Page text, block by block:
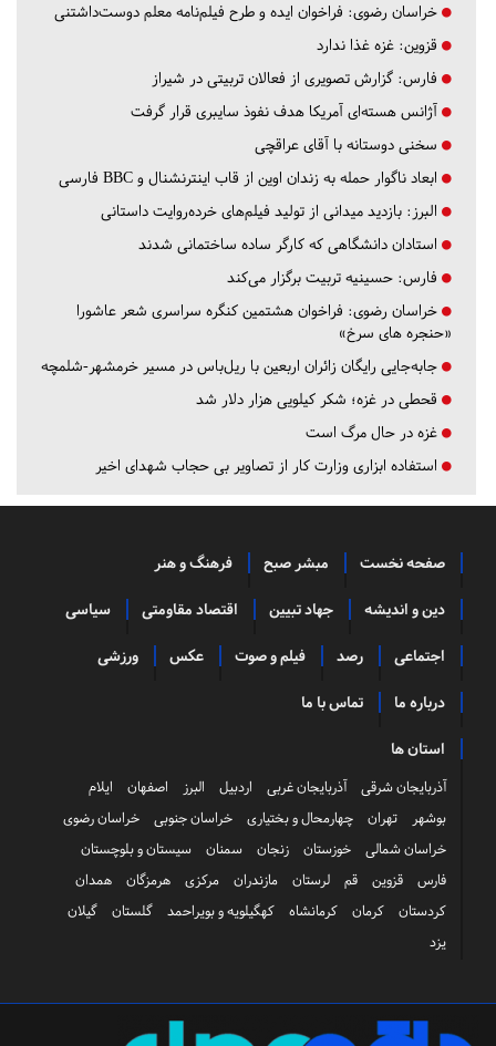
خراسان رضوی: فراخوان ایده و طرح فیلم‌نامه معلم دوست‌داشتنی
قزوین: غزه غذا ندارد
فارس: گزارش تصویری از فعالان تربیتی در شیراز
آژانس هسته‌ای آمریکا هدف نفوذ سایبری قرار گرفت
سخنی دوستانه با آقای عراقچی
ابعاد ناگوار حمله به زندان اوین از قاب اینترنشنال و BBC فارسی
البرز: بازدید میدانی از تولید فیلم‌های خرده‌روایت داستانی
استادان دانشگاهی که کارگر ساده ساختمانی شدند
فارس: حسینیه تربیت برگزار می‌کند
خراسان رضوی: فراخوان هشتمین کنگره سراسری شعر عاشورا
«حنجره های سرخ»
جابه‌جایی رایگان زائران اربعین با ریل‌باس در مسیر خرمشهر-شلمچه
قحطی در غزه؛ شکر کیلویی هزار دلار شد
غزه در حال مرگ است
استفاده ابزاری وزارت کار از تصاویر بی حجاب شهدای اخیر
صفحه نخست مبشر صبح فرهنگ و هنر
دین و اندیشه جهاد تبیین اقتصاد مقاومتی سیاسی
اجتماعی رصد فیلم و صوت عکس ورزشی
درباره ما تماس با ما
استان ها
آذربایجان شرقی آذربایجان غربی اردبیل البرز اصفهان
ایلام
بوشهر
تهران چهارمحال و بختیاری خراسان جنوبی
خراسان رضوی
خراسان شمالی
خوزستان زنجان سمنان
سیستان و بلوچستان
فارس
قزوین قم لرستان مازندران مرکزی هرمزگان
همدان
کردستان
کرمان کرمانشاه کهگیلویه و بویراحمد گلستان
گیلان
یزد